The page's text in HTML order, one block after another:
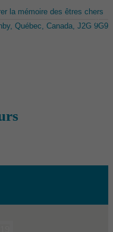
la mémoire des êtres chers
Québec, Canada, J2G 9G9